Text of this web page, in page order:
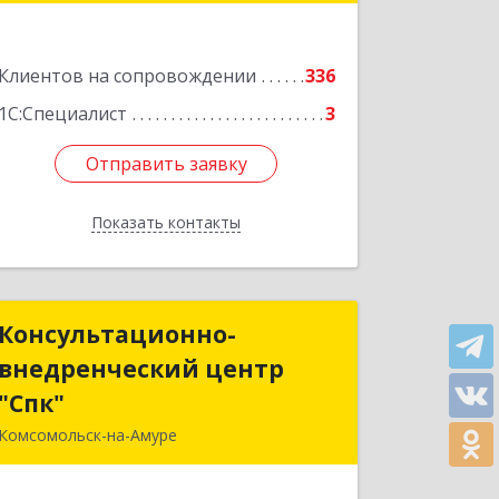
Клиентов на сопровождении
336
1С:Специалист
3
Отправить заявку
Показать контакты
Отправить заявку
Назад
Консультационно-
внедренческий центр
"Спк"
Комсомольск-на-Амуре
Консультационно-
внедренческий центр